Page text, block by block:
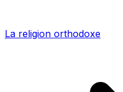
La religion orthodoxe